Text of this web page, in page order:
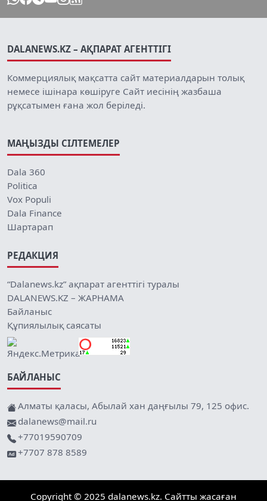
DALANEWS.KZ – АҚПАРАТ АГЕНТТІГІ
Коммерциялық мақсатта сайт материалдарын толық
немесе ішінара көшіруге Сайт иесінің жазбаша
рұқсатымен ғана жол беріледі.
МАҢЫЗДЫ СІЛТЕМЕЛЕР
Dala 360
Politica
Vox Populi
Dala Finance
Шартарап
РЕДАКЦИЯ
“Dalanews.kz” ақпарат агенттігі туралы
DALANEWS.KZ – ЖАРНАМА
Байланыс
Құпиялылық саясаты
БАЙЛАНЫС
Алматы қаласы, Абылай хан даңғылы 79, 125 офис.
dalanews@mail.ru
+77019590709
+7707 878 8589
Copyright © 2025 dalanews.kz. Сайтты жасаған